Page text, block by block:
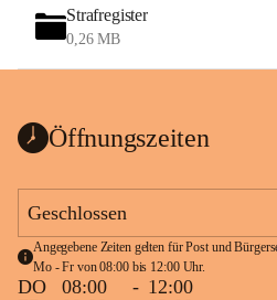
Strafregister
0,26 MB
Öffnungszeiten
Geschlossen
Angegebene Zeiten gelten für Post und
Mo - Fr von 08:00 bis 12:00 Uhr.
DO 08:00 - 12:00